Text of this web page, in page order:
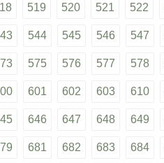
519 520 521 522
544 545 546 547
575 576 577 578
601 602 603 610
646 647 648 649
681 682 683 684